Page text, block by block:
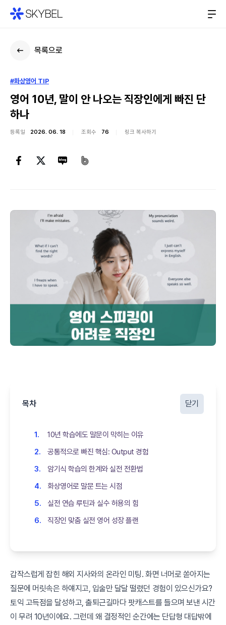
목록으로
#화상영어 TIP
영어 10년, 말이 안 나오는 직장인에게 빠진 단
하나
등록일 2026. 06. 18 조회수 76 링크 복사하기
목차 닫기
10년 학습에도 말문이 막히는 이유
공통적으로 빠진 핵심: Output 경험
암기식 학습의 한계와 실전 전환법
화상영어로 말문 트는 시점
실전 연습 루틴과 실수 허용의 힘
직장인 맞춤 실전 영어 성장 플랜
갑작스럽게 잡힌 해외 지사와의 온라인 미팅. 화면 너머로 쏟아지는
질문에 머릿속은 하얘지고, 입술만 달달 떨렸던 경험이 있으신가요?
토익 고득점을 달성하고, 출퇴근길마다 팟캐스트를 들으며 보낸 시간
이 무려 10년이에요. 그런데 왜 결정적인 순간에는 단답형 대답밖에